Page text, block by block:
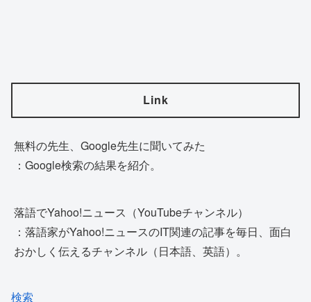
Link
無料の先生、Google先生に聞いてみた
：Google検索の結果を紹介。
落語でYahoo!ニュース（YouTubeチャンネル）
：落語家がYahoo!ニュースのIT関連の記事を毎日、面白
おかしく伝えるチャンネル（日本語、英語）。
検索